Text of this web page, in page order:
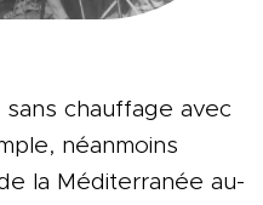
sans chauffage avec
néanmoins
la Méditerranée au-